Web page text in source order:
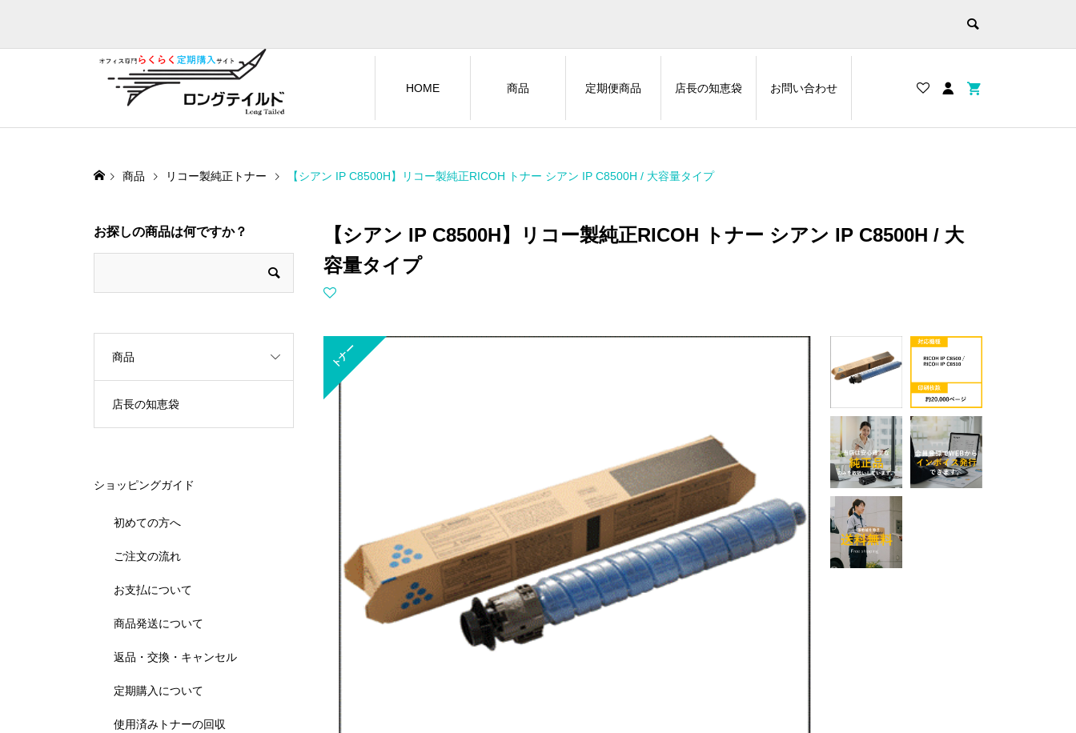
HOME 商品 定期便商品 店長の知恵袋 お問い合わせ
商品 リコー製純正トナー 【シアン IP C8500H】リコー製純正RICOH トナー シアン IP C8500H / 大容量タイプ
【シアン IP C8500H】リコー製純正RICOH トナー シアン IP C8500H / 大
容量タイプ
トナー
お探しの商品は何ですか？
商品
店長の知恵袋
ショッピングガイド
初めての方へ
ご注文の流れ
お支払について
商品発送について
返品・交換・キャンセル
定期購入について
使用済みトナーの回収